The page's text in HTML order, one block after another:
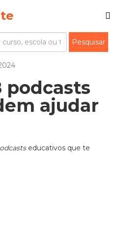
podcasts
ajudar
educativos que te